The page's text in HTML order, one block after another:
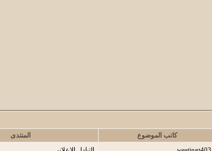
كاتب الموضوع المنتدى